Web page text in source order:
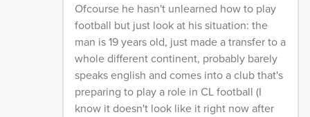
Ofcourse he hasn't unlearned how to play
football but just look at his situation: the
man is 19 years old, just made a transfer to a
whole different continent, probably barely
speaks english and comes into a club that's
preparing to play a role in CL football (I
know it doesn't look like it right now after